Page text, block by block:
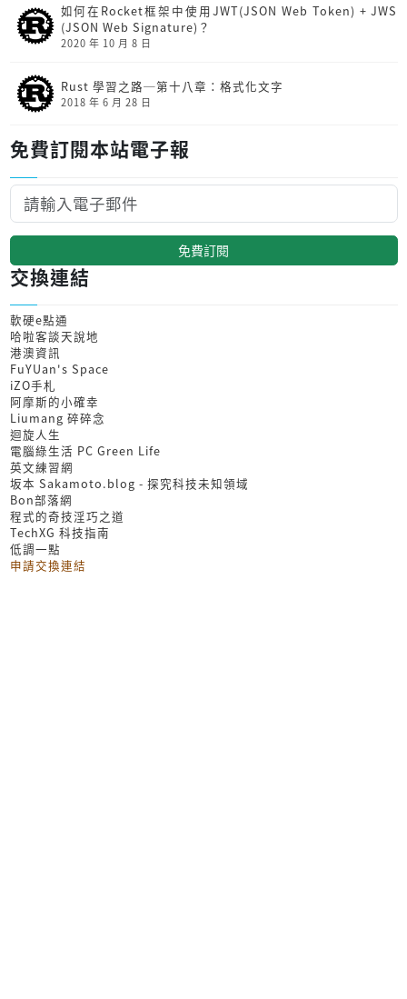
如何在Rocket框架中使用JWT(JSON Web Token) + JWS
(JSON Web Signature)？
2020 年 10 月 8 日
Rust 學習之路─第十八章：格式化文字
2018 年 6 月 28 日
免費訂閱本站電子報
免費訂閱
交換連結
軟硬e點通
哈啦客談天說地
港澳資訊
FuYUan's Space
iZO手札
阿摩斯的小確幸
Liumang 碎碎念
迴旋人生
電腦綠生活 PC Green Life
英文練習網
坂本 Sakamoto.blog - 探究科技未知領域
Bon部落網
程式的奇技淫巧之道
TechXG 科技指南
低調一點
申請交換連結